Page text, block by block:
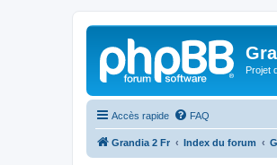
Projet
Accès rapide FAQ
Grandia 2 Fr Index du forum